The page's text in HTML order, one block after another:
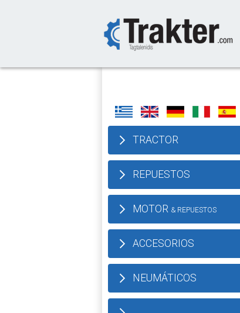
TRACTOR
REPUESTOS
MOTOR & REPUESTOS
ACCESORIOS
NEUMÁTICOS